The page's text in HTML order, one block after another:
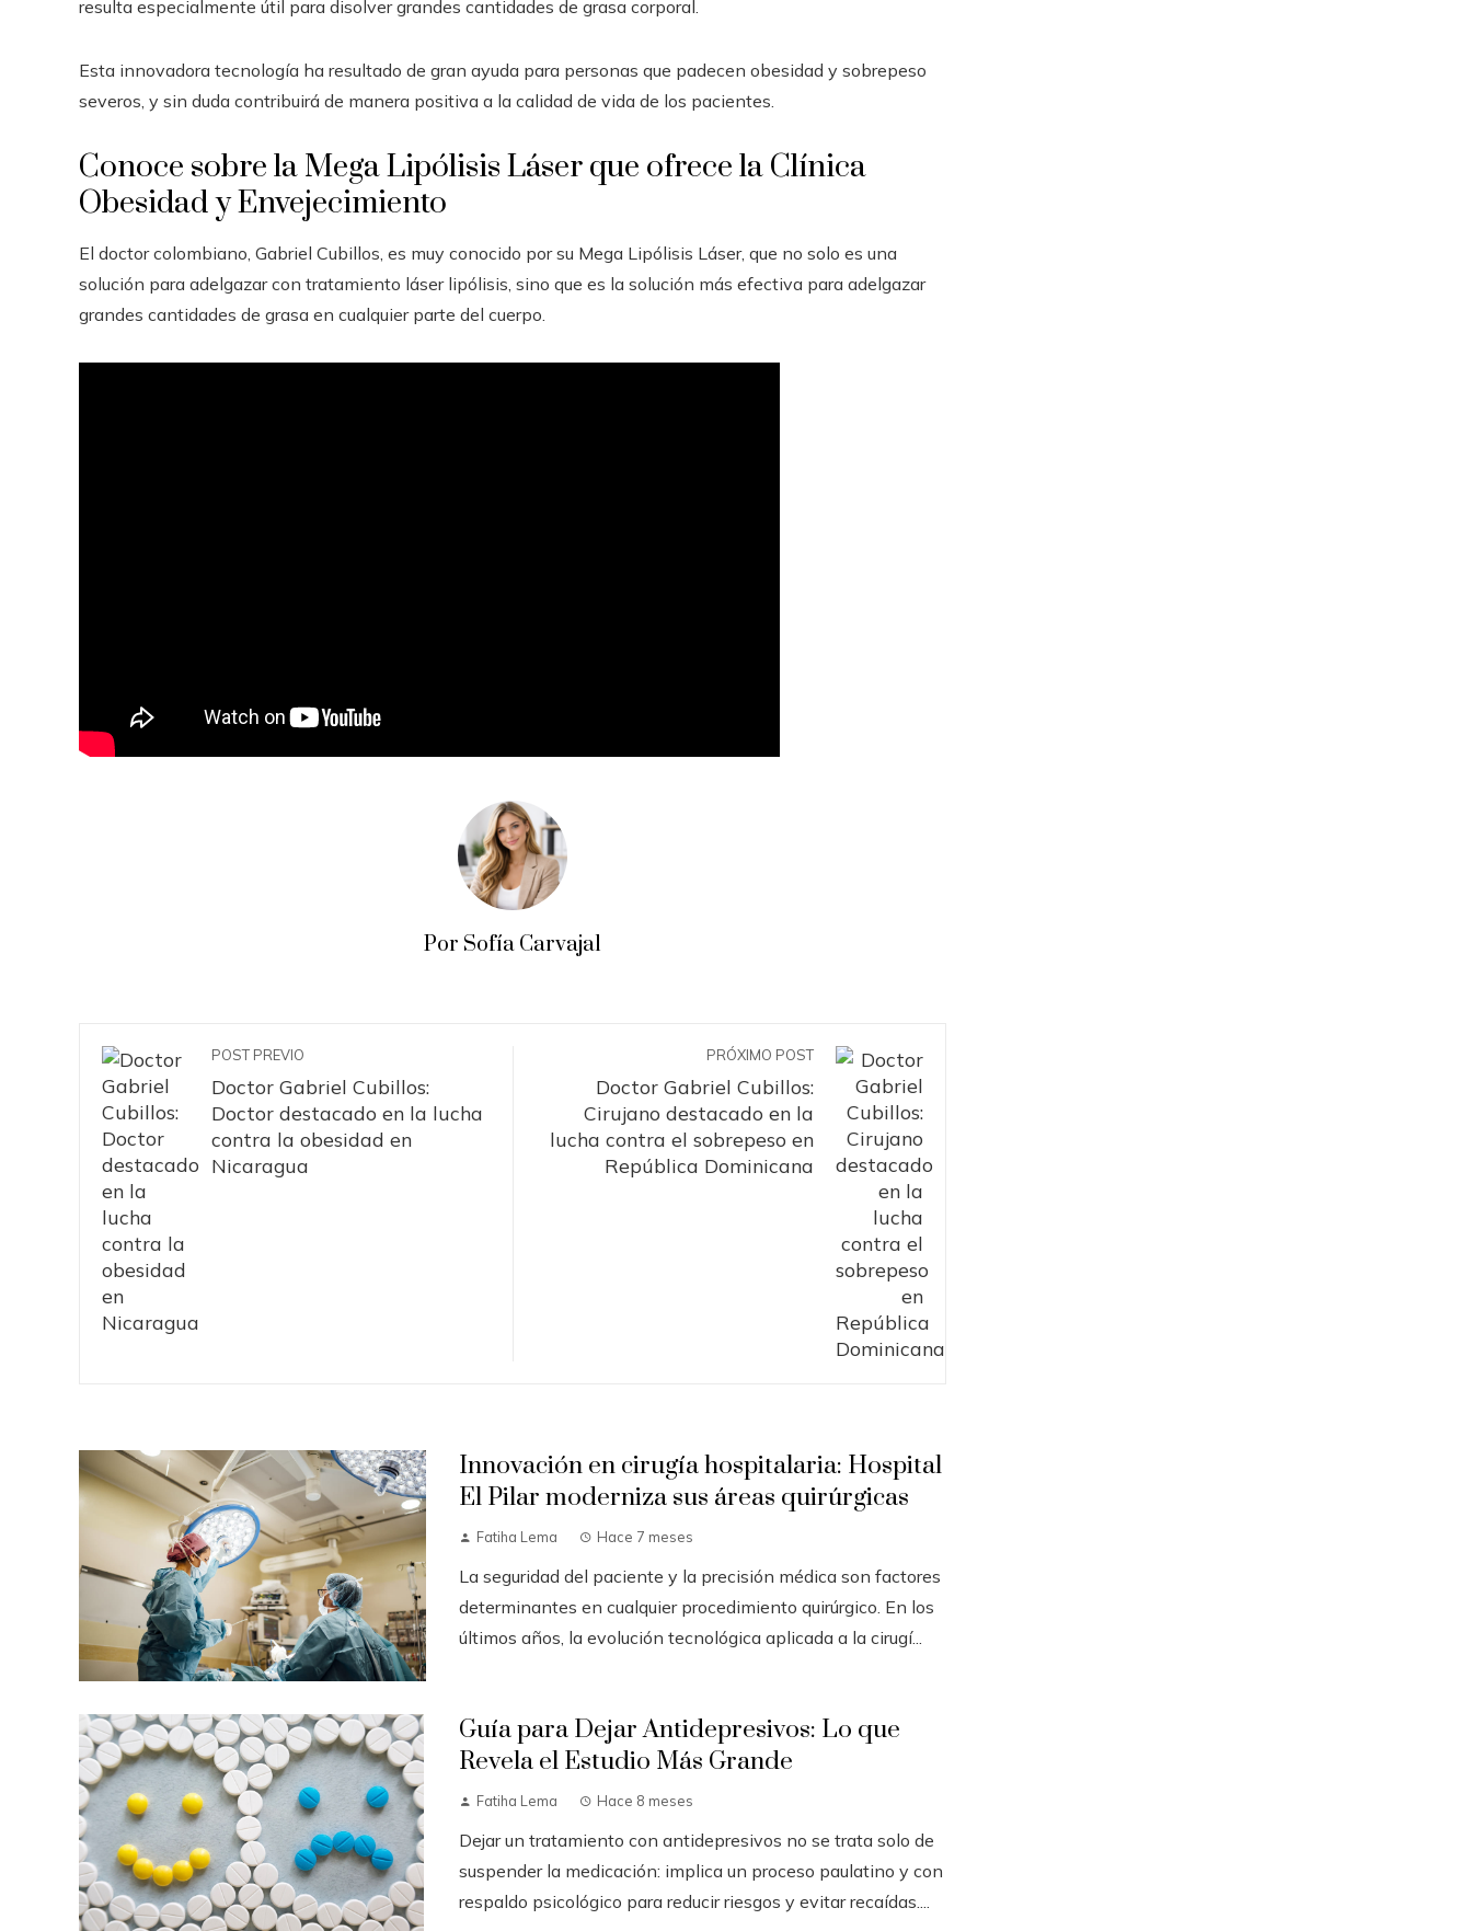
resulta especialmente útil para disolver grandes cantidades de grasa corporal.
Esta innovadora tecnología ha resultado de gran ayuda para personas que padecen obesidad y sobrepeso
severos, y sin duda contribuirá de manera positiva a la calidad de vida de los pacientes.
Conoce sobre la Mega Lipólisis Láser que ofrece la Clínica
Obesidad y Envejecimiento
El doctor colombiano, Gabriel Cubillos, es muy conocido por su Mega Lipólisis Láser, que no solo es una
solución para adelgazar con tratamiento láser lipólisis, sino que es la solución más efectiva para adelgazar
grandes cantidades de grasa en cualquier parte del cuerpo.
Por Sofía Carvajal
POST PREVIO
Doctor Gabriel Cubillos:
Doctor destacado en la lucha
contra la obesidad en
Nicaragua
PRÓXIMO POST
Doctor Gabriel Cubillos:
Cirujano destacado en la
lucha contra el sobrepeso en
República Dominicana
Innovación en cirugía hospitalaria: Hospital
El Pilar moderniza sus áreas quirúrgicas
Fatiha Lema Hace 7 meses
La seguridad del paciente y la precisión médica son factores
determinantes en cualquier procedimiento quirúrgico. En los
últimos años, la evolución tecnológica aplicada a la cirugí...
Guía para Dejar Antidepresivos: Lo que
Revela el Estudio Más Grande
Fatiha Lema Hace 8 meses
Dejar un tratamiento con antidepresivos no se trata solo de
suspender la medicación: implica un proceso paulatino y con
respaldo psicológico para reducir riesgos y evitar recaídas....